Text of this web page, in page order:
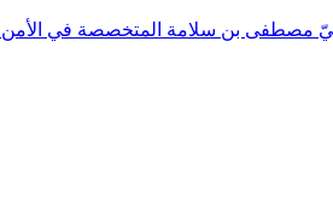
فَيّ مصطفى بن سلامة المتخصصة في